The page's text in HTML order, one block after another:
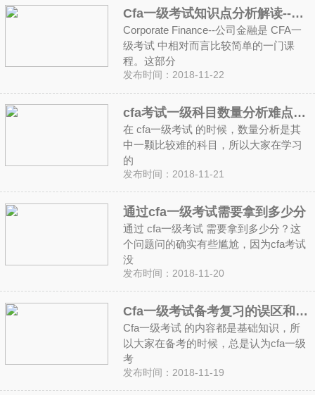
Cfa一级考试知识点分析解读--公司金融
Corporate Finance--公司金融是 CFA一
级考试 中相对而言比较简单的一门课
程。这部分
发布时间：2018-11-22
cfa考试一级科目数量分析难点分析解读
在 cfa一级考试 的时候，数量分析是其
中一颗比较难的科目，所以大家在学习
的
发布时间：2018-11-21
通过cfa一级考试需要拿到多少分
通过 cfa一级考试 需要拿到多少分？这
个问题问的确实有些尴尬，因为cfa考试
没
发布时间：2018-11-20
Cfa一级考试备考复习的误区和方法
Cfa一级考试 的内容都是基础知识，所
以大家在备考的时候，总是认为cfa一级
考
发布时间：2018-11-19